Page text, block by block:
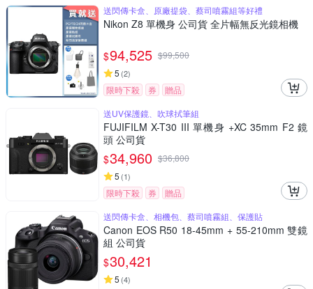
送閃傳卡盒、原廠提袋、蔡司噴霧組等好禮
Nikon Z8 單機身 公司貨 全片幅無反光鏡相機
$94,525 $99,500
5 (2)
限時下殺 券
贈品
送UV保護鏡、吹球拭筆組
FUJIFILM X-T30 III 單機身 +XC 35mm F2 鏡
頭 公司貨
$34,960 $36,800
5 (1)
限時下殺 券
贈品
送閃傳卡盒、相機包、蔡司噴霧組、保護貼
Canon EOS R50 18-45mm + 55-210mm 雙鏡
組 公司貨
$30,421
5 (4)